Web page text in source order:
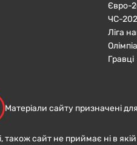
Євро-
ЧC-
Ліга
Гравці
Матеріали сайту призначені
сайт не приймає ні в